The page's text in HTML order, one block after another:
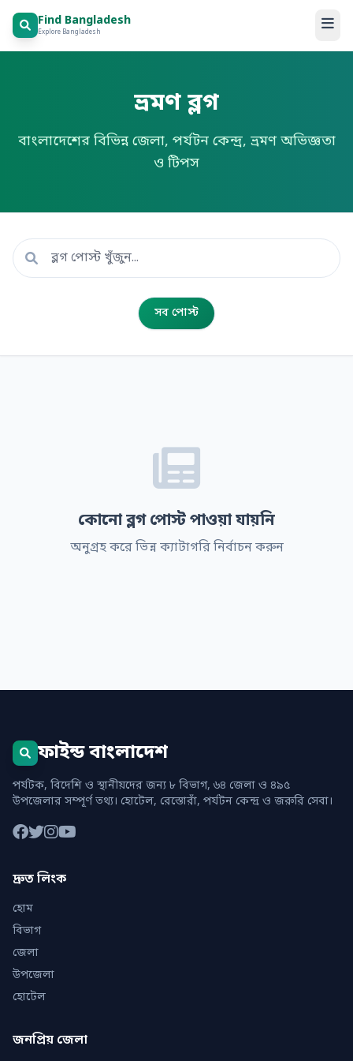
Find Bangladesh
Explore Bangladesh
ভ্রমণ ব্লগ
বাংলাদেশের বিভিন্ন জেলা, পর্যটন কেন্দ্র, ভ্রমণ অভিজ্ঞতা
ও টিপস
সব পোস্ট
কোনো ব্লগ পোস্ট পাওয়া যায়নি
অনুগ্রহ করে ভিন্ন ক্যাটাগরি নির্বাচন করুন
ফাইন্ড বাংলাদেশ
পর্যটক, বিদেশি ও স্থানীয়দের জন্য ৮ বিভাগ, ৬৪ জেলা ও ৪৯৫
উপজেলার সম্পূর্ণ তথ্য। হোটেল, রেস্তোরাঁ, পর্যটন কেন্দ্র ও জরুরি সেবা।
দ্রুত লিংক
হোম
বিভাগ
জেলা
উপজেলা
হোটেল
জনপ্রিয় জেলা